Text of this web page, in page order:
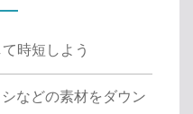
時短しよう
などの素材をダウン